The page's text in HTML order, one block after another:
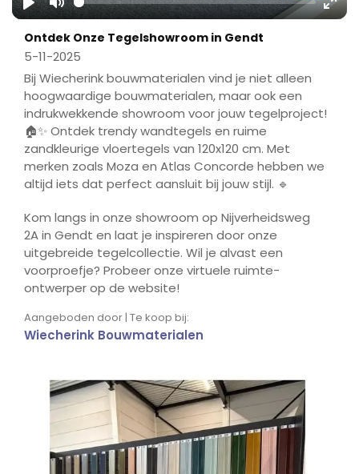
Play Mute
Ontdek Onze Tegelshowroom in Gendt
5-11-2025
Bij Wiecherink bouwmaterialen vind je niet alleen
hoogwaardige bouwmaterialen, maar ook een
indrukwekkende showroom voor jouw tegelproject!
🏠✨ Ontdek trendy wandtegels en ruime
zandkleurige vloertegels van 120x120 cm. Met
merken zoals Moza en Atlas Concorde hebben we
altijd iets dat perfect aansluit bij jouw stijl. 🔹
Kom langs in onze showroom op Nijverheidsweg
2A in Gendt en laat je inspireren door onze
uitgebreide tegelcollectie. Wil je alvast een
voorproefje? Probeer onze virtuele ruimte-
ontwerper op de website!
Aangeboden door | Te koop bij:
Wiecherink Bouwmaterialen